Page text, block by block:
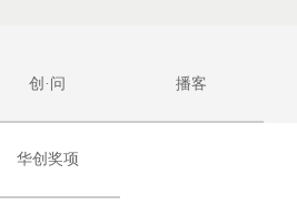
创·问 播客
华创奖项